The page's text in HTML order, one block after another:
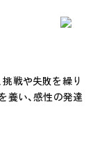
戦や失敗を繰り
養い、感性の発達